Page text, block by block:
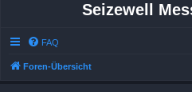
Seizewell
FAQ
Foren-Übersicht